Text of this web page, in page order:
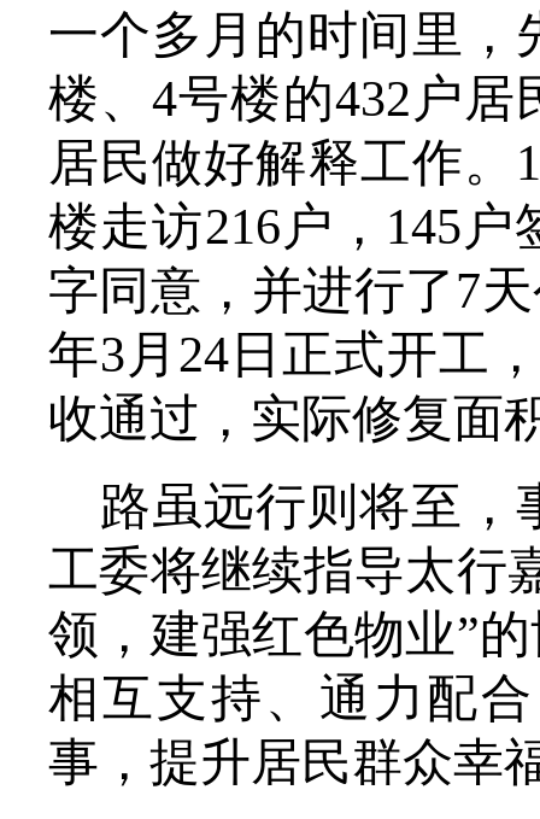
一个多月的时间里，
楼、4号楼的432户
居民做好解释工作。
楼走访216户，145
字同意，并进行了7
年3月24日正式开工
收通过，实际修复面
路虽远行则将至，
工委将继续指导太行
领，建强红色物业”
相互支持、通力配
事，提升居民群众幸